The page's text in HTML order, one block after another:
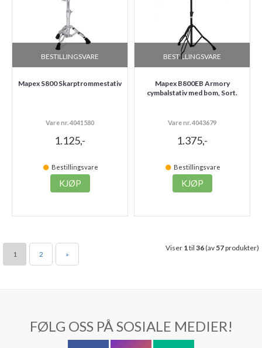
BESTILLINGSVARE
Mapex S800 Skarptrommestativ
Vare nr. 4041580
1.125,-
Bestillingsvare
KJØP
BESTILLINGSVARE
Mapex B800EB Armory
cymbalstativ med bom, Sort.
Vare nr. 4043679
1.375,-
Bestillingsvare
KJØP
1 2 »
Viser 1til 36(av 57produkter)
FØLG OSS PÅ SOSIALE MEDIER!